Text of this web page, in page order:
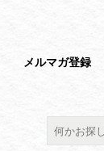
メルマガ登録